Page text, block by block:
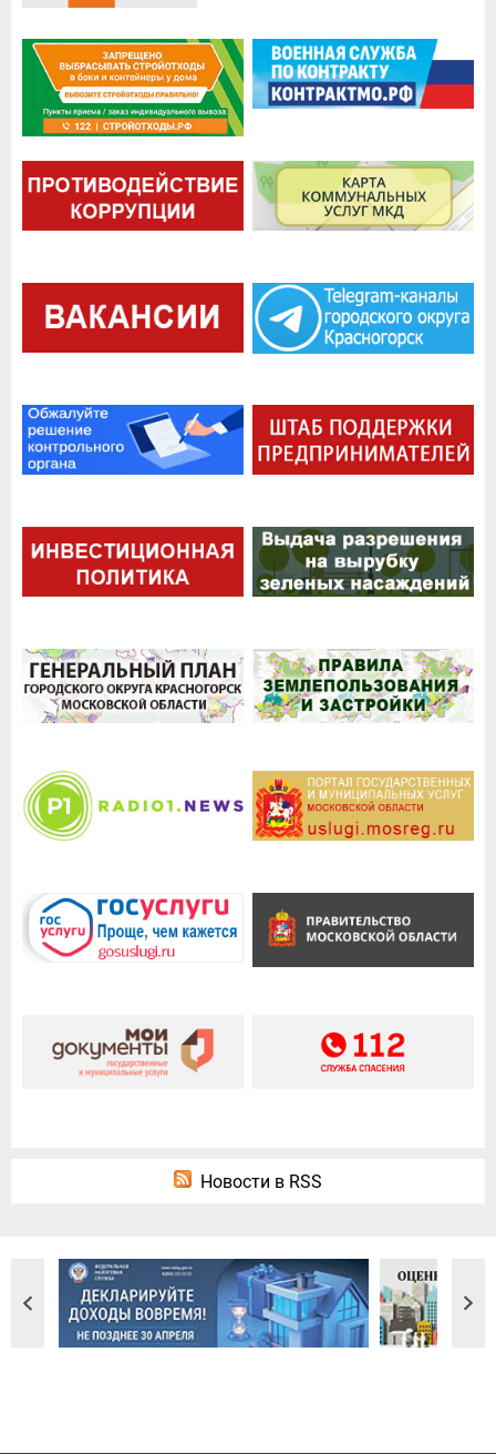
Новости в RSS